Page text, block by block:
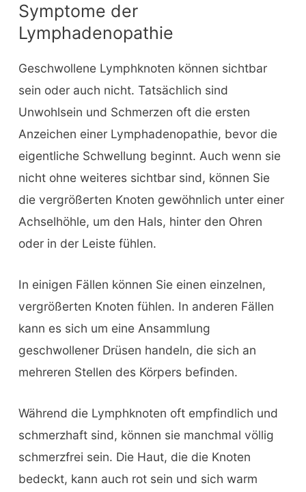
Symptome der
Lymphadenopathie
Geschwollene Lymphknoten können sichtbar
sein oder auch nicht. Tatsächlich sind
Unwohlsein und Schmerzen oft die ersten
Anzeichen einer Lymphadenopathie, bevor die
eigentliche Schwellung beginnt. Auch wenn sie
nicht ohne weiteres sichtbar sind, können Sie
die vergrößerten Knoten gewöhnlich unter einer
Achselhöhle, um den Hals, hinter den Ohren
oder in der Leiste fühlen.
In einigen Fällen können Sie einen einzelnen,
vergrößerten Knoten fühlen. In anderen Fällen
kann es sich um eine Ansammlung
geschwollener Drüsen handeln, die sich an
mehreren Stellen des Körpers befinden.
Während die Lymphknoten oft empfindlich und
schmerzhaft sind, können sie manchmal völlig
schmerzfrei sein. Die Haut, die die Knoten
bedeckt, kann auch rot sein und sich warm